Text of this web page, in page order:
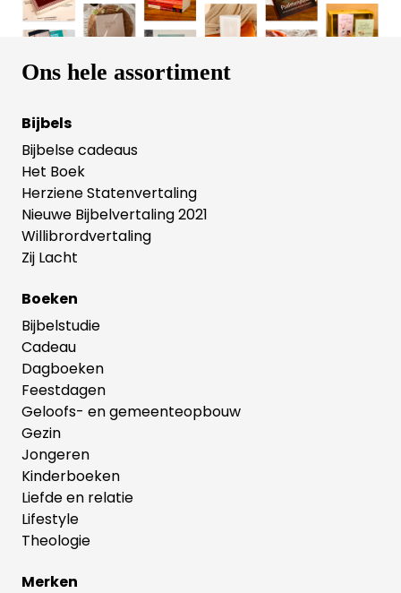
te noteren. Het notitieboek combineert inhoudelijke
informatie over bijbelstudie met een eigentijdse,
Ons hele assortiment
Bijbels
Bijbelse cadeaus
Het Boek
Herziene Statenvertaling
Nieuwe Bijbelvertaling 2021
Willibrordvertaling
Zij Lacht
Boeken
Bijbelstudie
Cadeau
Dagboeken
Feestdagen
Geloofs- en gemeenteopbouw
Gezin
Jongeren
Kinderboeken
Liefde en relatie
Lifestyle
Theologie
Merken